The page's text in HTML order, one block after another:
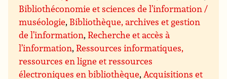
Bibliothéconomie et sciences de l’information /
muséologie, Bibliothèque, archives et gestion
de l’information,Recherche et accès à
l’information,Ressources informatiques,
ressources en ligne et ressources
électroniques en bibliothèque,Acquisitions et